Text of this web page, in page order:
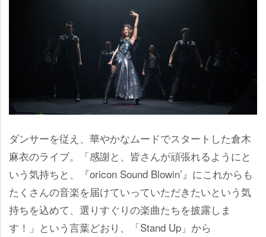
ダンサーを従え、華やかなムードでスタートした倉木
麻衣のライブ。「感謝と、皆さんが頑張れるようにと
いう気持ちと、『oricon Sound Blowin’』にこれからも
たくさんの音楽を届けていっていただきたいという気
持ちを込めて、選りすぐりの楽曲たちを披露しま
す！」という言葉どおり、「Stand Up」から